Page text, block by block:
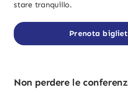
stare tranquillo.
Prenota
Non perdere le